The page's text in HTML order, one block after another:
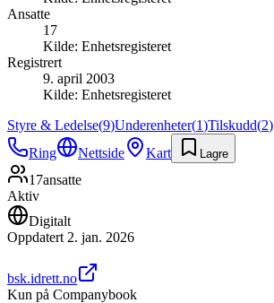
Ansatte
17
Kilde: Enhetsregisteret
Registrert
9. april 2003
Kilde: Enhetsregisteret
Styre & Ledelse(9)Underenheter(1)Tilskudd(2)
Ring
Nettside Kart Lagre
17ansatte
Aktiv
Digitalt
Oppdatert 2. jan. 2026
bsk.idrett.no
Kun på Companybook